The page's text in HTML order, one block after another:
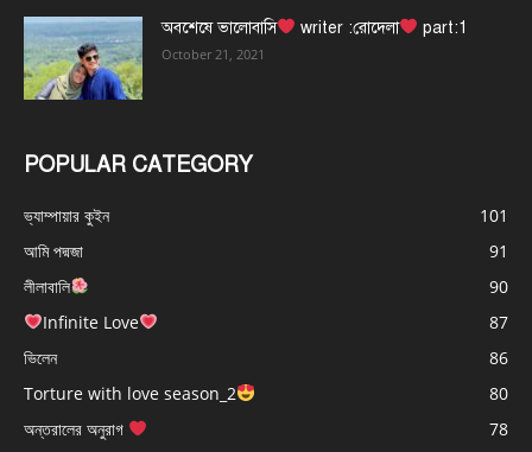
অবশেষে ভালোবাসি writer :রোদেলা part:1
October 21, 2021
POPULAR CATEGORY
ভ্যাম্পায়ার কুইন
101
আমি পদ্মজা
91
লীলাবালি
90
Infinite Love
87
ভিলেন
86
Torture with love season_2
80
অন্তরালের অনুরাগ
78